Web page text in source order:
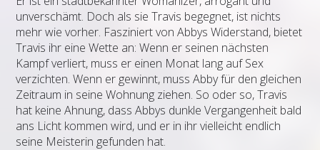
unverschämt. Doch als sie Travis begegnet, ist nichts
mehr wie vorher. Fasziniert von Abbys Widerstand, bietet
Travis ihr eine Wette an: Wenn er seinen nächsten
Kampf verliert, muss er einen Monat lang auf Sex
verzichten. Wenn er gewinnt, muss Abby für den gleichen
Zeitraum in seine Wohnung ziehen. So oder so, Travis
hat keine Ahnung, dass Abbys dunkle Vergangenheit bald
ans Licht kommen wird, und er in ihr vielleicht endlich
seine Meisterin gefunden hat.